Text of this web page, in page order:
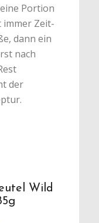
Portion
immer Zeit-
dann ein
nach
der
Wild